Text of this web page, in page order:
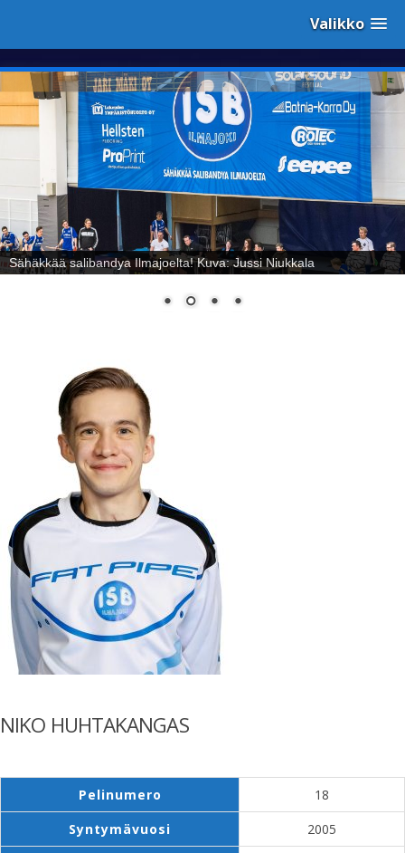
Valikko
Sähäkkää salibandya Ilmajoelta! Kuva: Jussi Niukkala
NIKO HUHTAKANGAS
Pelinumero
18
Syntymävuosi
2005